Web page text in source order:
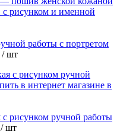
работы с портретом
/ шт
рисунком ручной работы
/ шт